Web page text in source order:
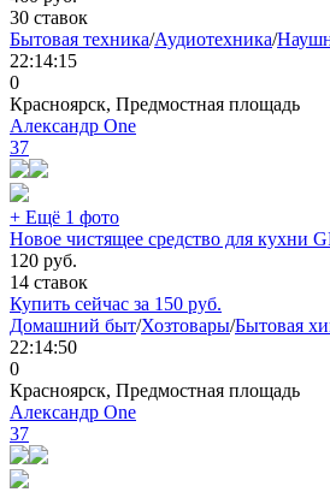
30 ставок
Бытовая техника/Аудиотехника/
22:14:15
0
Красноярск, Предмостная площадь
Александр One
37
+ Ещё 1 фото
Новое чистящее средство для кухни
120 руб.
14 ставок
Купить сейчас за 150 руб.
Домашний быт/Хозтовары/Бытовая
22:14:50
0
Красноярск, Предмостная площадь
Александр One
37